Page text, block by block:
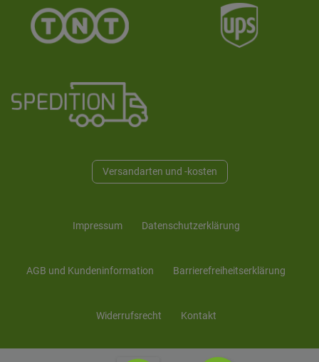
Versandarten und -kosten
Impressum Daten­schutz­erklärung
AGB und Kunden­information Barrierefreiheitserklärung
Widerrufs­recht Kontakt